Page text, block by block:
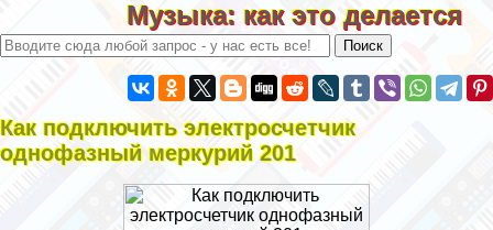
Музыка: как это делается
Как подключить электросчетчик
однофазный меркурий 201